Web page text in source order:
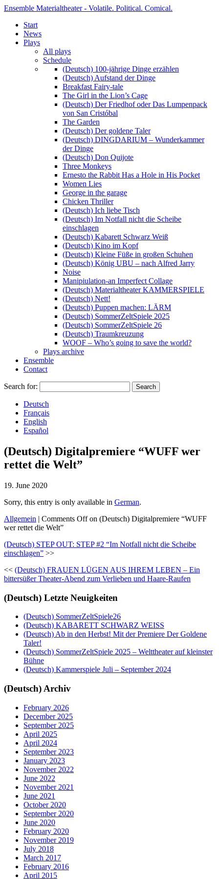
Ensemble Materialtheater - Volatile. Political. Comical.
Start
News
Plays
All plays
Schedule
(Deutsch) 100-jährige Dinge erzählen
(Deutsch) Aufstand der Dinge
Breakfast Fairy-tale
The Girl in the Lion’s Cage
(Deutsch) Der Friedhof oder Das Lumpenpack
von San Cristóbal
The Garden
(Deutsch) Der goldene Taler
(Deutsch) DINGDARIUM – Wunderkammer
der Dinge
(Deutsch) Don Quijote
Three Monkeys
Ernesto the Rabbit Has a Hole in His Pocket
Women Lies
George in the garage
Chicken Thriller
(Deutsch) Ich liebe Tisch
(Deutsch) Im Notfall nicht die Scheibe
einschlagen
(Deutsch) Kabarett Schwarz Weiß
(Deutsch) Kino im Kopf
(Deutsch) Kleine Füße in großen Schuhen
(Deutsch) König UBU – nach Alfred Jarry
Noise
Manipiulation-an Imperfect Collage
(Deutsch) Materialtheater KAMMERSPIELE
(Deutsch) Nett!
(Deutsch) Puppen machen: LÄRM
(Deutsch) SommerZeltSpiele 2025
(Deutsch) SommerZeltSpiele 26
(Deutsch) Traumkreuzung
WOOF – Who’s going to save the world?
Plays archive
Ensemble
Contact
Search for:
Deutsch
Français
English
Español
(Deutsch) Digitalpremiere “WUFF wer
rettet die Welt”
19. June 2020
Sorry, this entry is only available in German.
Allgemein | Comments Offon (Deutsch) Digitalpremiere “WUFF
wer rettet die Welt”
(Deutsch) STEP OUT: STEP #2 “Im Notfall nicht die Scheibe
einschlagen” >>
<< (Deutsch) FRAUEN LÜGEN AUS IHREM LEBEN – Ein
bittersüßer Theater-Abend zum Verlieben und Haare-Raufen
(Deutsch) Letzte Neuigkeiten
(Deutsch) SommerZeltSpiele26
(Deutsch) KABARETT SCHWARZ WEISS
(Deutsch) Ab in den Herbst! Mit der Premiere Der Goldene
Taler!
(Deutsch) SommerZeltSpiele 2025 – Welttheater auf kleinster
Bühne
(Deutsch) Kammerspiele Juli – September 2024
(Deutsch) Archiv
February 2026
December 2025
September 2025
April 2025
April 2024
September 2023
January 2023
November 2022
June 2022
November 2021
June 2021
October 2020
September 2020
June 2020
February 2020
November 2019
July 2018
March 2017
February 2016
April 2015